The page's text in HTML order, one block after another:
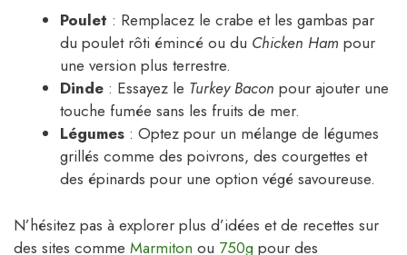
Poulet : Remplacez le crabe et les gambas par
du poulet rôti émincé ou du Chicken Ham pour
une version plus terrestre.
Dinde : Essayez le Turkey Bacon pour ajouter une
touche fumée sans les fruits de mer.
Légumes : Optez pour un mélange de légumes
grillés comme des poivrons, des courgettes et
des épinards pour une option végé savoureuse.
N’hésitez pas à explorer plus d’idées et de recettes sur
des sites comme Marmiton ou 750g pour des